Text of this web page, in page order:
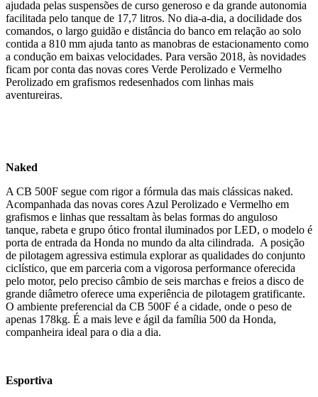
ajudada pelas suspensões de curso generoso e da grande autonomia
facilitada pelo tanque de 17,7 litros. No dia-a-dia, a docilidade dos
comandos, o largo guidão e distância do banco em relação ao solo
contida a 810 mm ajuda tanto as manobras de estacionamento como
a condução em baixas velocidades. Para versão 2018, às novidades
ficam por conta das novas cores Verde Perolizado e Vermelho
Perolizado em grafismos redesenhados com linhas mais
aventureiras.
Naked
A CB 500F segue com rigor a fórmula das mais clássicas naked.
Acompanhada das novas cores Azul Perolizado e Vermelho em
grafismos e linhas que ressaltam às belas formas do anguloso
tanque, rabeta e grupo ótico frontal iluminados por LED, o modelo é
porta de entrada da Honda no mundo da alta cilindrada. A posição
de pilotagem agressiva estimula explorar as qualidades do conjunto
ciclístico, que em parceria com a vigorosa performance oferecida
pelo motor, pelo preciso câmbio de seis marchas e freios a disco de
grande diâmetro oferece uma experiência de pilotagem gratificante.
O ambiente preferencial da CB 500F é a cidade, onde o peso de
apenas 178kg. É a mais leve e ágil da família 500 da Honda,
companheira ideal para o dia a dia.
Esportiva